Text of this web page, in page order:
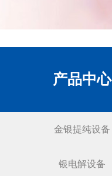
产品中心
金银提纯设备
银电解设备